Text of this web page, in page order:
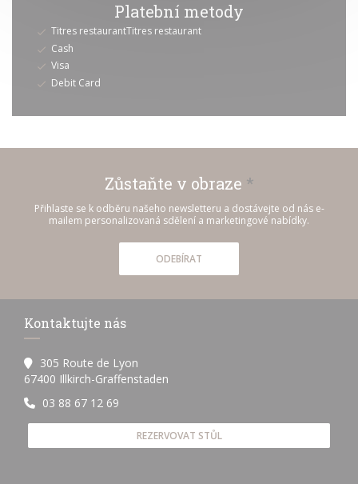
Platební metody
Titres restaurantTitres restaurant
Cash
Visa
Debit Card
Zůstaňte v obraze *
Přihlaste se k odběru našeho newsletteru a dostávejte od nás e-
mailem personalizovaná sdělení a marketingové nabídky.
ODEBÍRAT
Kontaktujte nás
305 Route de Lyon
67400 Illkirch-Graffenstaden
03 88 67 12 69
REZERVOVAT STŮL